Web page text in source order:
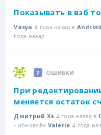
Показывать в вэб
Vasya 4 года назад в Android
года назад
ОШИБКИ
При
меняется остаток
Дмитрий Хэ 4 года назад в
• обновлён Valerie 4 года